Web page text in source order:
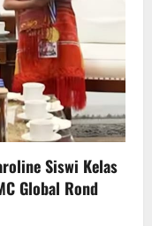
Siswi Kelas
Global Rond